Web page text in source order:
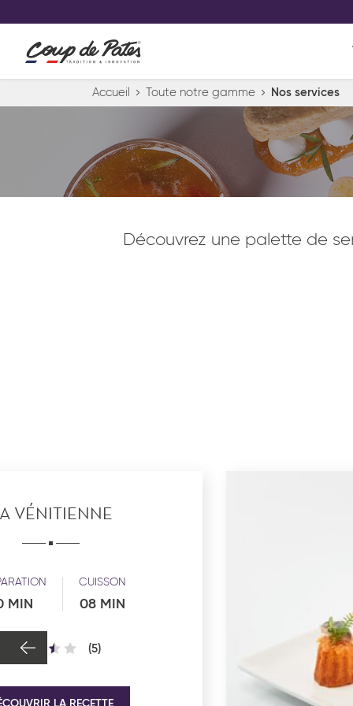
Viennoiserie et pâtisserie américaine
Pâtisserie desserts glacés
Conservez votre sélection produit
Accueil Toute notre gamme Nos services
Découvrez une palette de
VÉNITIENNE
MIN
CUISSON
08 MIN
(5)
LA RECETTE